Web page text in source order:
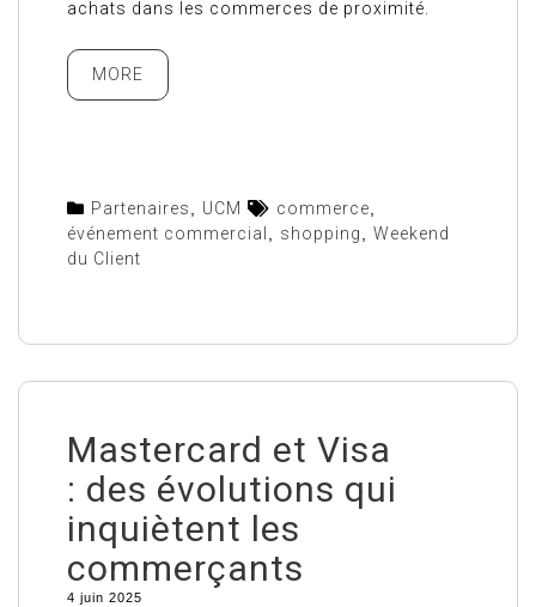
achats dans les commerces de proximité.
MORE
Partenaires UCM commerce
événement commercial
shopping
Weekend
du Client
Mastercard et Visa
: des évolutions qui
inquiètent les
commerçants
4 juin 2025